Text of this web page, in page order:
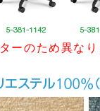
ーのため異な